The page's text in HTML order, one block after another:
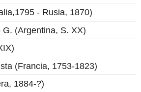
- Rusia, 1870)
(Argentina, S. XX)
(Francia, 1753-1823)
1884-?)